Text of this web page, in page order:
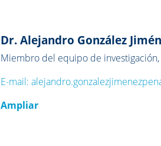
Dr. Alejandro González
Miembro del equipo de investigación,
E-mail:
Ampliar